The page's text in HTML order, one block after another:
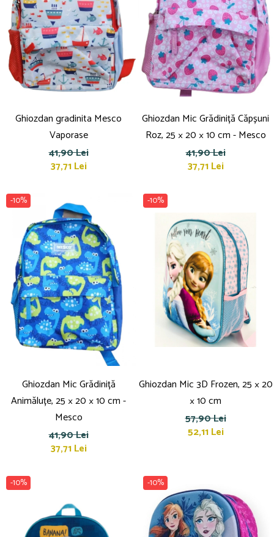
Ghiozdan gradinita Mesco
Vaporase
41,90 Lei
37,71 Lei
Ghiozdan Mic Grădiniță Căpșuni
Roz, 25 × 20 × 10 cm - Mesco
41,90 Lei
37,71 Lei
-10%
Ghiozdan Mic Grădiniță
Animăluțe, 25 × 20 × 10 cm -
Mesco
41,90 Lei
37,71 Lei
-10%
Ghiozdan Mic 3D Frozen, 25 × 20
× 10 cm
57,90 Lei
52,11 Lei
-10% -10%